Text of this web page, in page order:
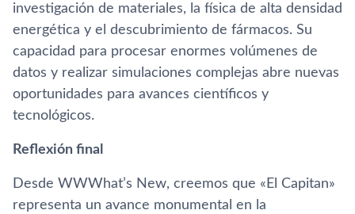
investigación de materiales, la física de alta densidad
energética y el descubrimiento de fármacos. Su
capacidad para procesar enormes volúmenes de
datos y realizar simulaciones complejas abre nuevas
oportunidades para avances científicos y
tecnológicos.
Reflexión final
Desde WWWhat’s New, creemos que «El Capitan»
representa un avance monumental en la